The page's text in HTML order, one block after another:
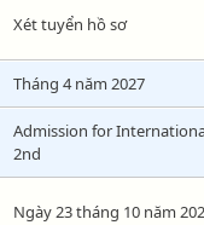
Xét tuyển hồ sơ
Tháng 4 năm 2027
Admission for
2nd
Ngày 23 tháng 10 năm